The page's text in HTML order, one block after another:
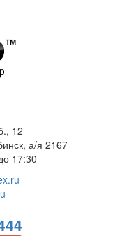
12
а/я 2167
17:30